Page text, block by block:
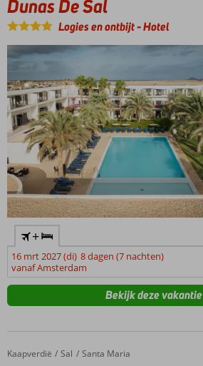
nationale
gerecht
met
en
maïs
moet
u
zeker
proeven.
Sluit
de
dag
af
met
het
Kaapverdische
drankje
‘grogue’
jeneverachtig
van
Volpension
Plus ook
mogelijk!
Dunas De Sal
Logies en ontbijt-Hotel
+
16 mrt 2027 (di) 8 dagen (7 nachten)
vanaf Amsterdam
Bekijk deze vakantie
Home
Kaapverdië Sal Santa Maria
Sol Dunas Family Fun